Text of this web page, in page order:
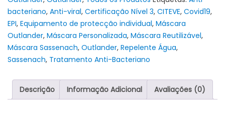
-
Put
On
A
Kilt
bacteriano, Anti-viral, Certificação Nível 3, CITEVE, Covid19,
EPI, Equipamento de protecção individual, Máscara
Outlander, Máscara Personalizada, Máscara Reutilizável,
Máscara Sassenach, Outlander, Repelente Água,
Sassenach, Tratamento Anti-Bacteriano
Descrição Informação Adicional Avaliações (0)